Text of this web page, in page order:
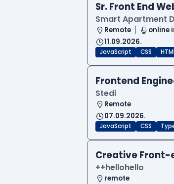
Sr. Front End
Smart Apartment
Remote
online
11.09.2026.
JavaScript CSS
Frontend
Stedi
Remote
07.09.2026.
JavaScript CSS
Creative Front-
++hellohello
remote